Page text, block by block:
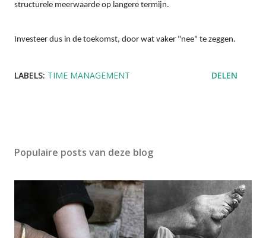
structurele meerwaarde op langere termijn.
Investeer dus in de toekomst, door wat vaker "nee" te zeggen.
LABELS: TIME MANAGEMENT DELEN
Populaire posts van deze blog